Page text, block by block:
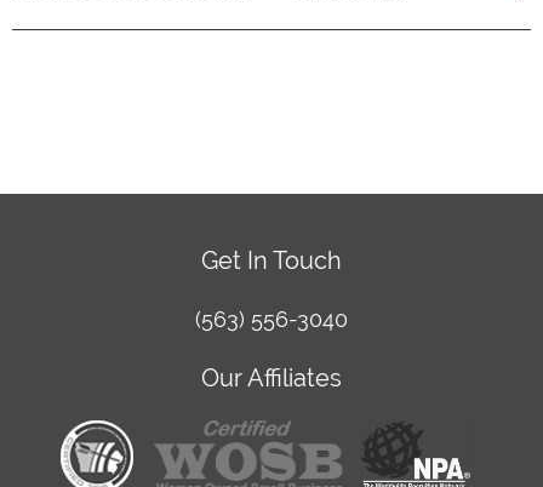
Get In Touch
(563) 556-3040
Our Affiliates